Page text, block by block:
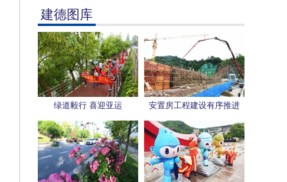
建德图库
绿道毅行 喜迎亚运 安置房工程建设有序推进